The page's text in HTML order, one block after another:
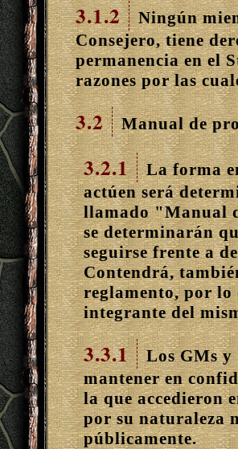
3.1.2
Ningún
Consejero, tiene
permanencia en el
razones por las
3.2 Manual de
3.2.1
La forma
actúen será
llamado "Manual
se determinarán
seguirse frente a
Contendrá,
reglamento, por lo
integrante del
3.3.1
Los GMs y
mantener en
la que accedieron
por su naturaleza
públicamente.